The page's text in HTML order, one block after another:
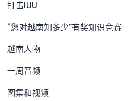
打击IUU
“您对越南知多少”有奖知识竞赛
越南人物
一周音频
图集和视频